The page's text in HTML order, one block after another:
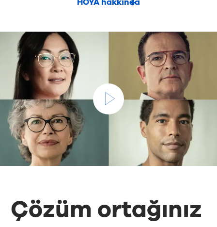
Çözüm ortağınız